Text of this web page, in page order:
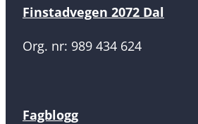
Finstadvegen 2072 Dal
Org. nr: 989 434 624
Fagblogg